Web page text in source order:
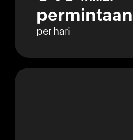
permintaan
per hari